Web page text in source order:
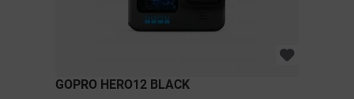
GOPRO HERO12 BLACK